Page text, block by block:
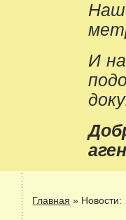
И
Главная » Новости: